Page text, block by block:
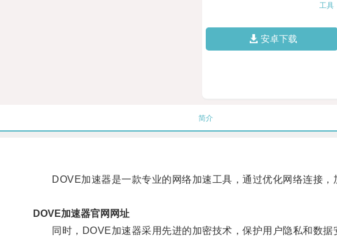
工具
安卓下载
简介
DOVE加速器是一款专业的网络加速工具，通过优化网络连接，
DOVE加速器官网网址
同时，DOVE加速器采用先进的加密技术，保护用户隐私和数据